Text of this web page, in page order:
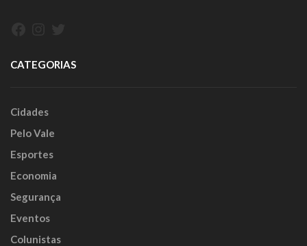
CATEGORIAS
Cidades
Pelo Vale
Esportes
Economia
Segurança
Eventos
Colunistas